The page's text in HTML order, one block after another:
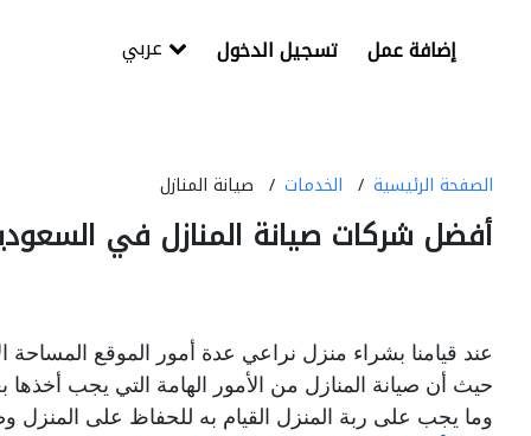
تسجيل الدخول إضافة عمل
الصفحة الرئيسية الخدمات صيانة المنازل
أفضل شركات صيانة المنازل في
عند قيامنا بشراء منزل نراعي عدة أمور الموقع المساحة
حيث أن صيانة المنازل من الأمور الهامة التي يجب أخذها
وما يجب على ربة المنزل القيام به للحفاظ على المنزل